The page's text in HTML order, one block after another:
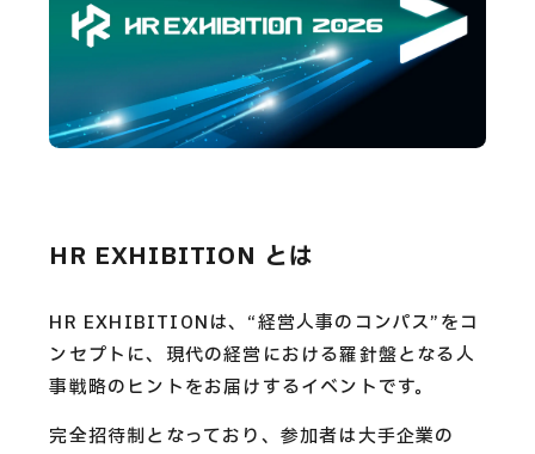
Privacy Policy
HR EXHIBITION とは
HR EXHIBITIONは、“経営人事のコンパス”をコ
ンセプトに、現代の経営における羅針盤となる人
事戦略のヒントをお届けするイベントです。
完全招待制となっており、参加者は大手企業の